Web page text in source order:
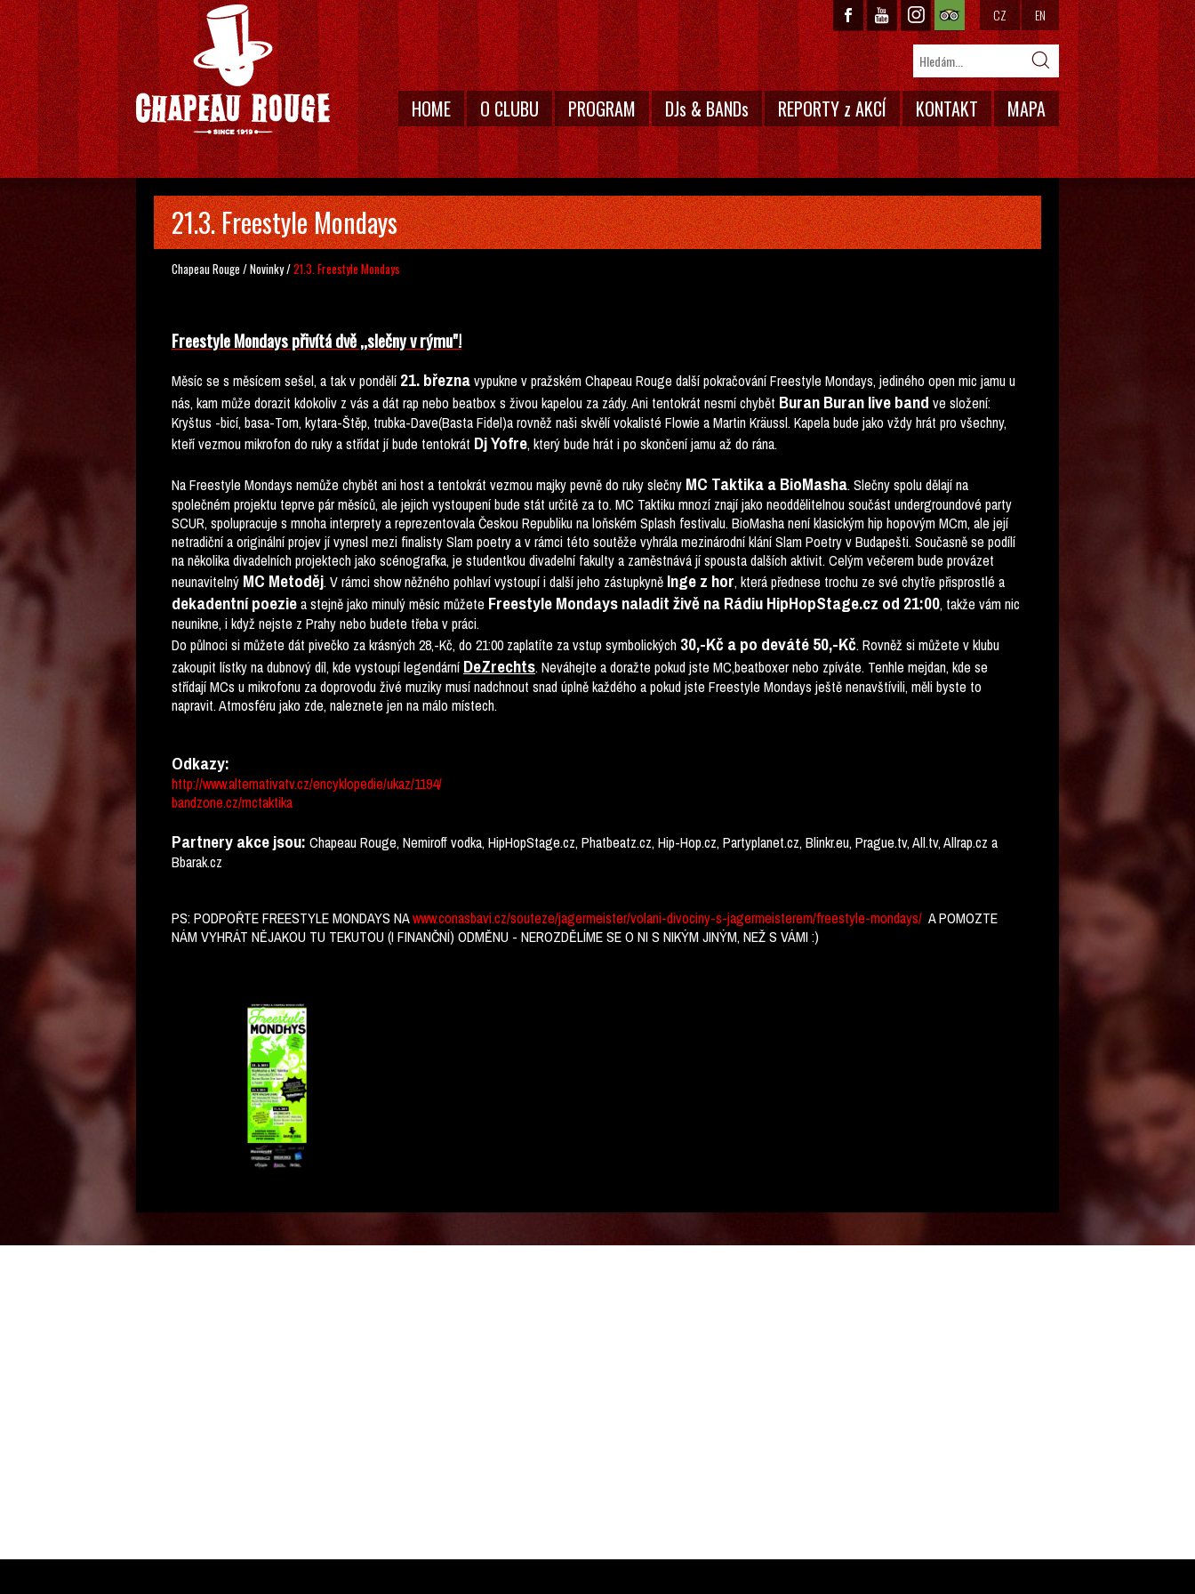
HOME O CLUBU PROGRAM DJs & BANDs REPORTY z AKCÍ KONTAKT MAPA
CZ EN
21.3. Freestyle Mondays
Chapeau Rouge /Novinky/21.3. Freestyle Mondays
Freestyle Mondays přivítá dvě ,,slečny v rýmu"!
Měsíc se s měsícem sešel, a tak v pondělí 21. březnavypukne v pražském Chapeau Rouge další pokračování Freestyle Mondays, jediného open mic jamu u
nás, kam může dorazit kdokoliv z vás a dát rap nebo beatbox s živou kapelou za zády. Ani tentokrát nesmí chybět Buran Buran live band ve složení:
Kryštus -bicí, basa-Tom, kytara-Štěp, trubka-Dave(Basta Fidel)a rovněž naši skvělí vokalisté Flowie a Martin Kräussl. Kapela bude jako vždy hrát pro všechny,
kteří vezmou mikrofon do ruky a střídat jí bude tentokrát Dj Yofre, který bude hrát i po skončení jamu až do rána.
Na Freestyle Mondays nemůže chybět ani host a tentokrát vezmou majky pevně do ruky slečny MC Taktika a BioMasha. Slečny spolu dělají na
společném projektu teprve pár měsíců, ale jejich vystoupení bude stát určitě za to. MC Taktiku mnozí znají jako neoddělitelnou součást undergroundové party
SCUR, spolupracuje s mnoha interprety a reprezentovala Českou Republiku na loňském Splash festivalu. BioMasha není klasickým hip hopovým MCm, ale její
netradiční a originální projev jí vynesl mezi finalisty Slam poetry a v rámci této soutěže vyhrála mezinárodní klání Slam Poetry v Budapešti. Současně se podílí
na několika divadelních projektech jako scénografka, je studentkou divadelní fakulty a zaměstnává jí spousta dalších aktivit. Celým večerem bude provázet
neunavitelný MC Metoděj. V rámci show něžného pohlaví vystoupí i další jeho zástupkyně Inge z hor, která přednese trochu ze své chytře přisprostlé a
dekadentní poeziea stejně jako minulý měsíc můžete Freestyle Mondays naladit živě na Rádiu HipHopStage.cz od 21:00, takže vám nic
neunikne, i když nejste z Prahy nebo budete třeba v práci.
Do půlnoci si můžete dát pivečko za krásných 28,-Kč, do 21:00 zaplatíte za vstup symbolických 30,-Kč a po deváté 50,-Kč. Rovněž si můžete v klubu
zakoupit lístky na dubnový díl, kde vystoupí legendární DeZrechts. Neváhejte a doražte pokud jste MC,beatboxer nebo zpíváte. Tenhle mejdan, kde se
střídají MCs u mikrofonu za doprovodu živé muziky musí nadchnout snad úplně každého a pokud jste Freestyle Mondays ještě nenavštívili, měli byste to
napravit. Atmosféru jako zde, naleznete jen na málo místech.
Odkazy:
http://www.alternativatv.cz/encyklopedie/ukaz/1194/
bandzone.cz/mctaktika
Partnery akce jsou: Chapeau Rouge, Nemiroff vodka, HipHopStage.cz, Phatbeatz.cz, Hip-Hop.cz, Partyplanet.cz, Blinkr.eu, Prague.tv, All.tv, Allrap.cz a
Bbarak.cz
PS: PODPOŘTE FREESTYLE MONDAYS NAwww.conasbavi.cz/souteze/jagermeister/volani-divociny-s-jagermeisterem/freestyle-mondays/ A POMOZTE
NÁM VYHRÁT NĚJAKOU TU TEKUTOU (I FINANČNÍ) ODMĚNU - NEROZDĚLÍME SE O NI S NIKÝM JINÝM, NEŽ S VÁMI :)